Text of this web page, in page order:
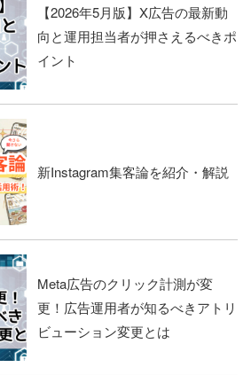
【2026年5月版】X広告の最新動
向と運用担当者が押さえるべきポ
イント
新Instagram集客論を紹介・解説
Meta広告のクリック計測が変
更！広告運用者が知るべきアトリ
ビューション変更とは